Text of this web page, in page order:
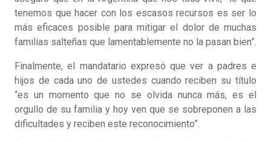
tenemos que hacer con los escasos recursos es ser lo
más eficaces posible para mitigar el dolor de muchas
familias salteñas que lamentablemente no la pasan bien”.
Finalmente, el mandatario expresó que ver a padres e
hijos de cada uno de ustedes cuando reciben su título
“es un momento que no se olvida nunca más, es el
orgullo de su familia y hoy ven que se sobreponen a las
dificultades y reciben este reconocimiento”.